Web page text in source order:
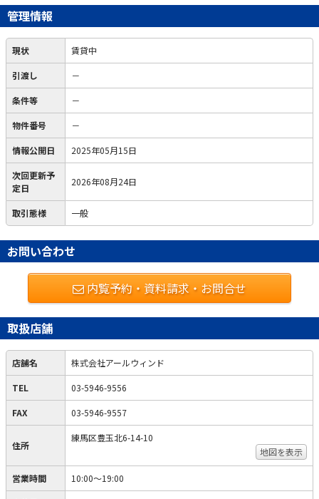
管理情報
現状 賃貸中
引渡し －
条件等 －
物件番号 －
情報公開日 2025年05月15日
次回更新予
定日
2026年08月24日
取引態様 一般
お問い合わせ
内覧予約・資料請求・お問合せ
取扱店舗
店舗名 株式会社アールウィンド
TEL 03-5946-9556
FAX 03-5946-9557
住所
練馬区豊玉北6-14-10
地図を表示
営業時間 10:00～19:00